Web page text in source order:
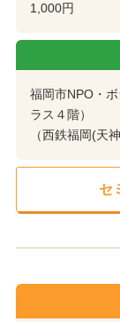
1,000円
福岡市NPO・
ラス４階）
（西鉄福岡(天
セ